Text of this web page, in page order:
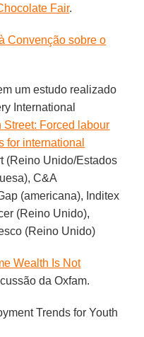
Fair.
Convenção sobre o
um estudo realizado
International
Street: Forced labour
for international
(Reino Unido/Estados
C&A
(americana), Inditex
(Reino Unido),
(Reino Unido)
Wealth Is Not
da Oxfam.
Trends for Youth